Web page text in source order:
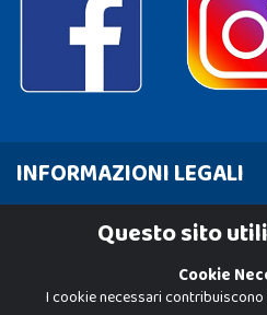
INFORMAZIONI LEGALI
Cookie PolicyQuesto sito
Cookie
I cookie necessari